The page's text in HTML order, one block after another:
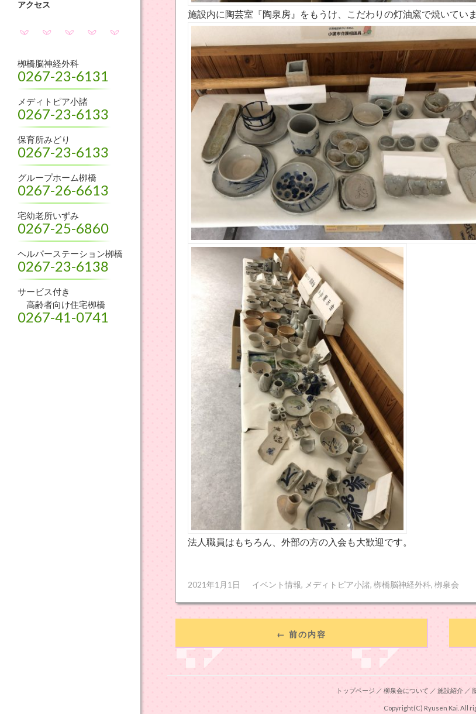
アクセス
栁橋脳神経外科
0267-23-6131
メディトピア小諸
0267-23-6133
保育所みどり
0267-23-6133
グループホーム栁橋
0267-26-6613
宅幼老所いずみ
0267-25-6860
ヘルパーステーション栁橋
0267-23-6138
サービス付き
高齢者向け住宅栁橋
0267-41-0741
施設内に陶芸室『陶泉房』をもうけ、こだわりの灯油窯で焼いていま
法人職員はもちろん、外部の方の入会も大歓迎です。
2021年1月1日 イベント情報, メディトピア小諸, 栁橋脳神経外科, 栁泉会
← 前の内容
トップページ ／ 柳泉会について ／ 施設紹介／
Copyright(C) Ryusen Kai. All